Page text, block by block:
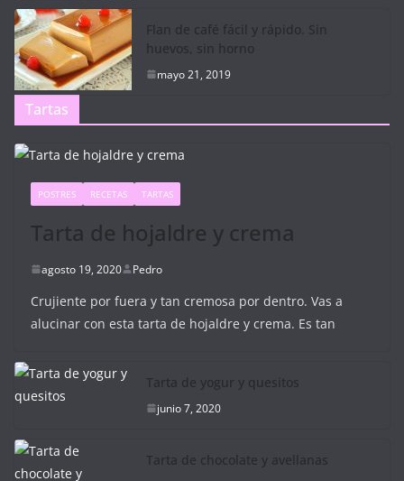
Flan de café fácil y rápido. Sin
huevos, sin horno
mayo 21, 2019
Tartas
POSTRES RECETAS TARTAS
Tarta de hojaldre y crema
agosto 19, 2020 Pedro
Crujiente por fuera y tan cremosa por dentro. Vas a
alucinar con esta tarta de hojaldre y crema. Es tan
Tarta de yogur y quesitos
junio 7, 2020
Tarta de chocolate y avellanas